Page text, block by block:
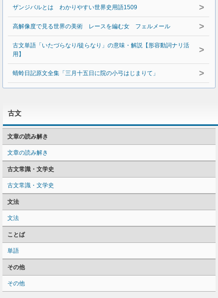
ザンジバルとは わかりやすい世界史用語1509 >
高解像度で見る世界の美術 レースを編む女 フェルメール >
古文単語「いたづらなり/徒らなり」の意味・解説【形容動詞ナリ活
用】
>
蜻蛉日記原文全集「三月十五日に院の小弓はじまりて」 >
古文
文章の読み解き
文章の読み解き
古文常識・文学史
古文常識・文学史
文法
文法
ことば
単語
その他
その他